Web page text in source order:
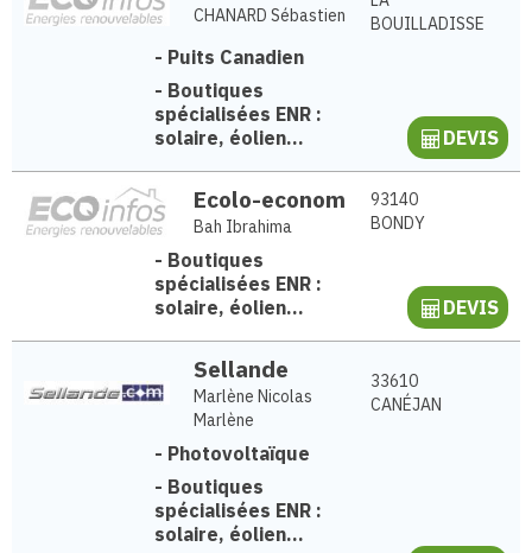
CHANARD Sébastien
BOUILLADISSE
- Puits Canadien
- Boutiques
spécialisées ENR :
solaire, éolien...
DEVIS
Ecolo-econom
Bah Ibrahima
93140
BONDY
- Boutiques
spécialisées ENR :
solaire, éolien...
DEVIS
Sellande
Marlène Nicolas
Marlène
33610
CANÉJAN
- Photovoltaïque
- Boutiques
spécialisées ENR :
solaire, éolien...